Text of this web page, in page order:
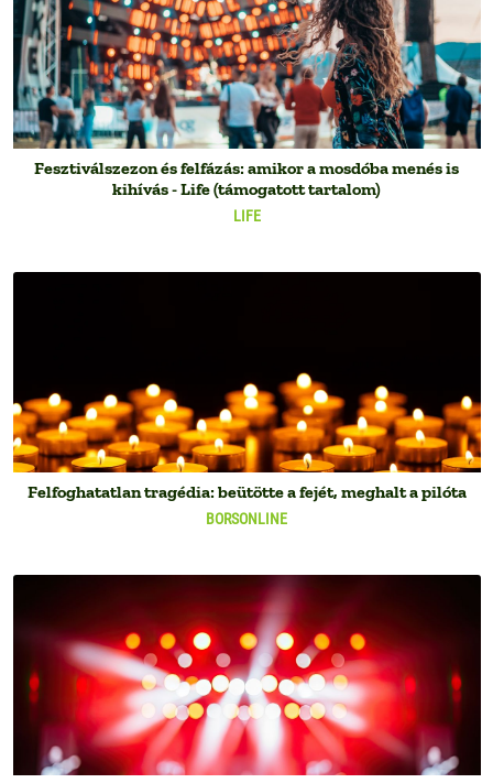
LIFE
Fesztiválszezon és felfázás: amikor a mosdóba menés is
kihívás - Life (támogatott tartalom)
BORSONLINE
Felfoghatatlan tragédia: beütötte a fejét, meghalt a pilóta